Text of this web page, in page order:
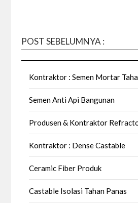
POST SEBELUMNYA :
Kontraktor : Semen Mortar
Semen Anti Api Bangunan
Produsen & Kontraktor
Kontraktor : Dense Castable
Ceramic Fiber Produk
Castable Isolasi Tahan Panas